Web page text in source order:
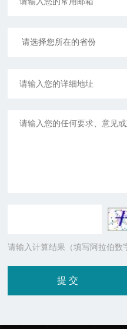
请输入计算结果（填写阿拉伯数